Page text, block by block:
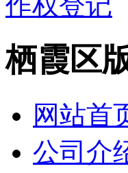
栖霞区
网站首
公司介